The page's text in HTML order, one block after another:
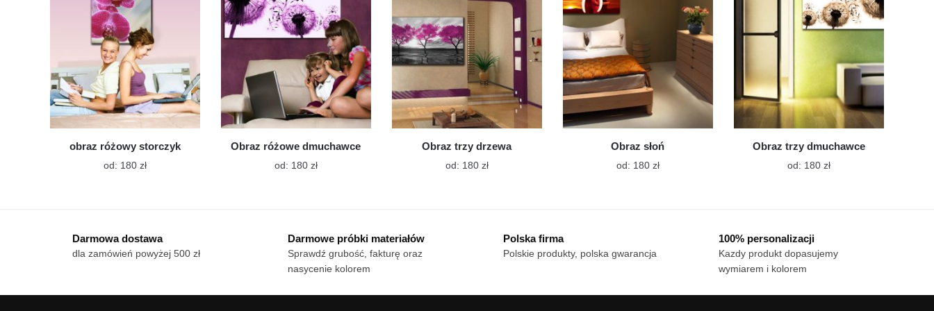
wybrać
stronie
produktu
wybrać
na
stronie
produktu
wybrać
stronie
produktu
wybrać
produktu
wybrać
na
obraz różowy storczyk
od: 180 złTen
Opcje
można
Obraz różowe dmuchawce
od: 180 złTen
Opcje
można
wybrać
Obraz trzy drzewa
od: 180 złTen
Opcje
można
Obraz słoń
od: 180 złTen
Obraz trzy dmuchawce
od: 180 złTen
można
Darmowa dostawa
dla zamówień powyżej 500 zł
Darmowe próbki materiałów
Sprawdź grubość, fakturę oraz
nasycenie kolorem
Polska firma
Polskie produkty, polska gwarancja
100% personalizacji
Kazdy produkt dopasujemy
wymiarem i kolorem